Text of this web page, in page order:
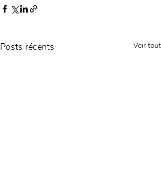
Posts récents Voir tout